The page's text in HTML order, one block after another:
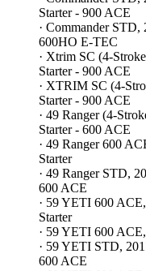
Starter - 900 ACE
· Commander
600HO E-TEC
· Xtrim SC (4-
Starter - 900 ACE
· XTRIM SC (4-
Starter - 900 ACE
· 49 Ranger (4-
Starter - 600 ACE
· 49 Ranger 600
Starter
· 49 Ranger STD,
600 ACE
· 59 YETI 600
Starter
· 59 YETI 600
· 59 YETI STD,
600 ACE